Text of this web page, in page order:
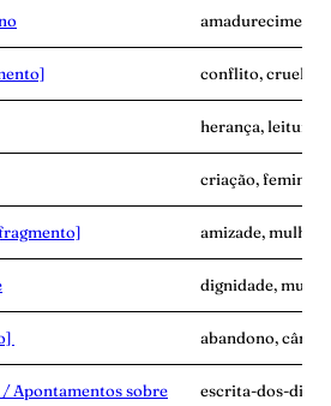
conflito,
herança, leitura,
criação,
amizade,
dignidade,
abandono,
/ Apontamentos sobre
escrita-dos-dias,